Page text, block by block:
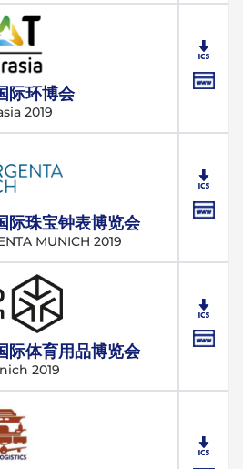
际环博会
2019
际珠宝钟表博览会
MUNICH 2019
际体育用品博览会
2019